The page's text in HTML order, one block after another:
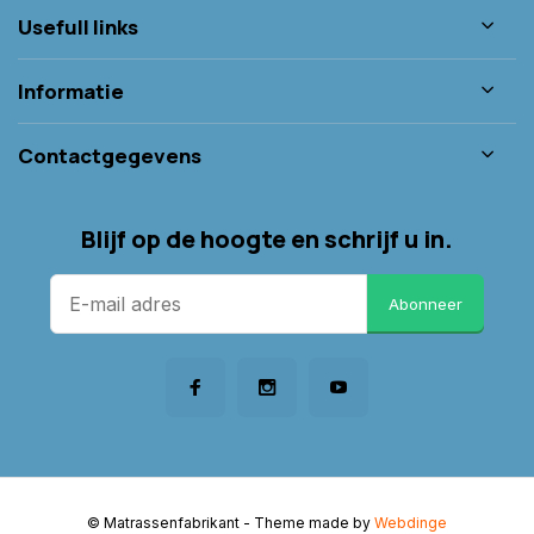
Usefull links
Informatie
Contactgegevens
Blijf op de hoogte en schrijf u in.
Abonneer
© Matrassenfabrikant - Theme made by Webdinge